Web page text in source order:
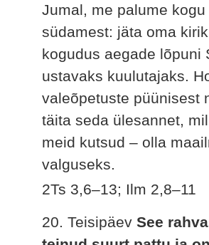
Jumal, me palume kogu
südamest: jäta oma
kogudus aegade lõpuni
ustavaks kuulutajaks.
valeõpetuste püünisest
täita seda ülesannet,
meid kutsud – olla
valguseks.
2Ts 3,6–13; Ilm 2,8–11
20. TeisipäevSee